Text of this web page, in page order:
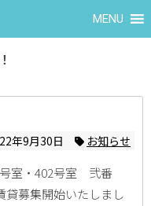
MENU
年9月30日 お知らせ
室・402号室 弐番
募集開始いたしまし